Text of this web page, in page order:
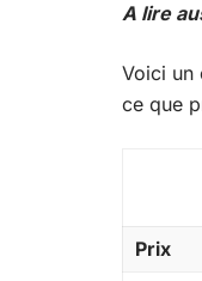
A lire
Voici un
ce que
Prix